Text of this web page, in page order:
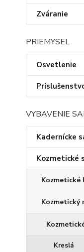
Zváranie
PRIEMYSEL
Osvetlenie
VYBAVENIE
Kadernícke
Kozmetické
Kozmetické
Kozmetický
Kreslá